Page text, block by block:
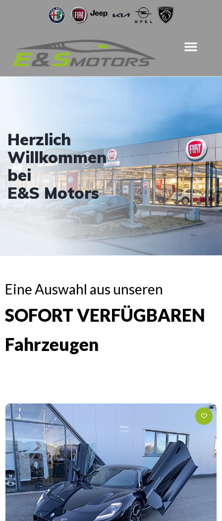
Herzlich
Willkommen
bei
E&S Motors
Eine Auswahl aus unseren
SOFORT VERFÜGBAREN
Fahrzeugen